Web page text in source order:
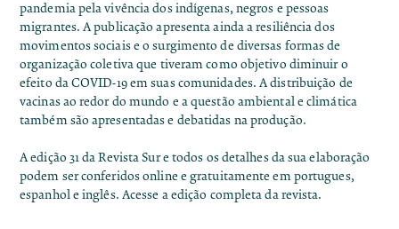
pandemia pela vivência dos indígenas, negros e pessoas
migrantes. A publicação apresenta ainda a resiliência dos
movimentos sociais e o surgimento de diversas formas de
organização coletiva que tiveram como objetivo diminuir o
efeito da COVID-19 em suas comunidades. A distribuição de
vacinas ao redor do mundo e a questão ambiental e climática
também são apresentadas e debatidas na produção.
A edição 31 da Revista Sur e todos os detalhes da sua elaboração
podem ser conferidos online e gratuitamente em portugues,
espanhol e inglês. Acesse a edição completa da revista.